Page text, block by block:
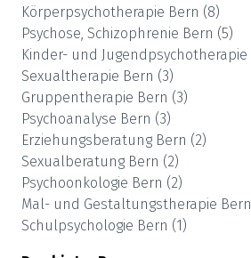
Körperpsychotherapie Bern (8)
Psychose, Schizophrenie Bern (5)
Kinder- und Jugendpsychotherapie
Sexualtherapie Bern (3)
Gruppentherapie Bern (3)
Psychoanalyse Bern (3)
Erziehungsberatung Bern (2)
Sexualberatung Bern (2)
Psychoonkologie Bern (2)
Mal- und Gestaltungstherapie Bern
Schulpsychologie Bern (1)